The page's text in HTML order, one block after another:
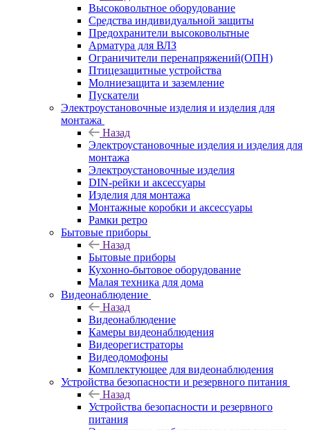
Высоковольтное оборудование
Средства индивидуальной защиты
Предохранители высоковольтные
Арматура для ВЛЗ
Ограничители перенапряжений(ОПН)
Птицезащитные устройства
Молниезащита и заземление
Пускатели
Электроустановочные изделия и изделия для
монтажа
Назад
Электроустановочные изделия и изделия для
монтажа
Электроустановочные изделия
DIN-рейки и аксессуары
Изделия для монтажа
Монтажные коробки и аксессуары
Рамки ретро
Бытовые приборы
Назад
Бытовые приборы
Кухонно-бытовое оборудование
Малая техника для дома
Видеонаблюдение
Назад
Видеонаблюдение
Камеры видеонаблюдения
Видеорегистраторы
Видеодомофоны
Комплектующее для видеонаблюдения
Устройства безопасности и резервного питания
Назад
Устройства безопасности и резервного
питания